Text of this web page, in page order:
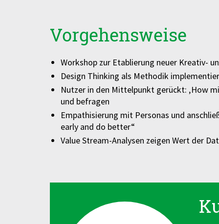
Vorgehensweise
Workshop zur Etablierung neuer Kreativ-
Design Thinking als Methodik
Nutzer in den Mittelpunkt gerückt: ‚How
und befragen
Empathisierung mit Personas und
early and do better“
Value Stream-Analysen zeigen Wert der